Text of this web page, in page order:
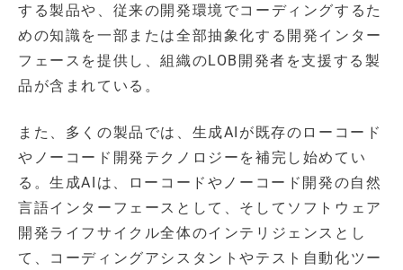
する製品や、従来の開発環境でコーディングするた
めの知識を一部または全部抽象化する開発インター
フェースを提供し、組織のLOB開発者を支援する製
品が含まれている。
また、多くの製品では、生成AIが既存のローコード
やノーコード開発テクノロジーを補完し始めてい
る。生成AIは、ローコードやノーコード開発の自然
言語インターフェースとして、そしてソフトウェア
開発ライフサイクル全体のインテリジェンスとし
て、コーディングアシスタントやテスト自動化ツー